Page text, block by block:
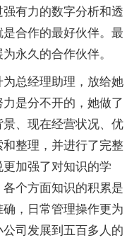
有力的数字分析和透
合作的最好伙伴。最
永久的合作伙伴。
总经理助理，放给她
是分不开的，她做了
、现在经营状况、优
整理，并进行了完整
加强了对知识的学
个方面知识的积累是
，日常管理操作更为
司发展到五百多人的